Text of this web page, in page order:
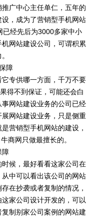
广中心主任单仁，五年的
，成为了营销型手机网站
已经先后为3000多家中小
网站建设公司，可谓积累
障
专供哪一方面，千万不要
得不到保证，可能还会白
网站建设业务的公司已经
网站建设业务，只是侧重
营销型手机网站的建设，
商网只做最擅长的。
障
候，最好看看这家公司在
中可以看出该公司的网站
在抄袭或者复制的情况，
家公司设计开发的，可以
制别家公司案例的网站建